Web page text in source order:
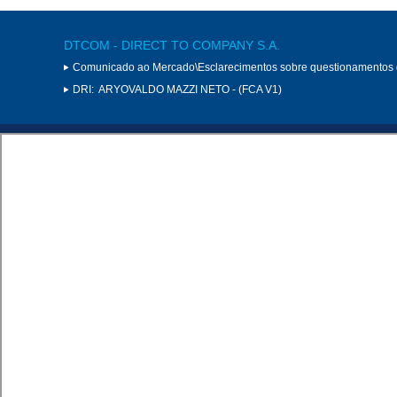
DTCOM - DIRECT TO COMPANY S.A.
Comunicado ao Mercado\Esclarecimentos sobre questionamentos
DRI: ARYOVALDO MAZZI NETO - (FCA V1)